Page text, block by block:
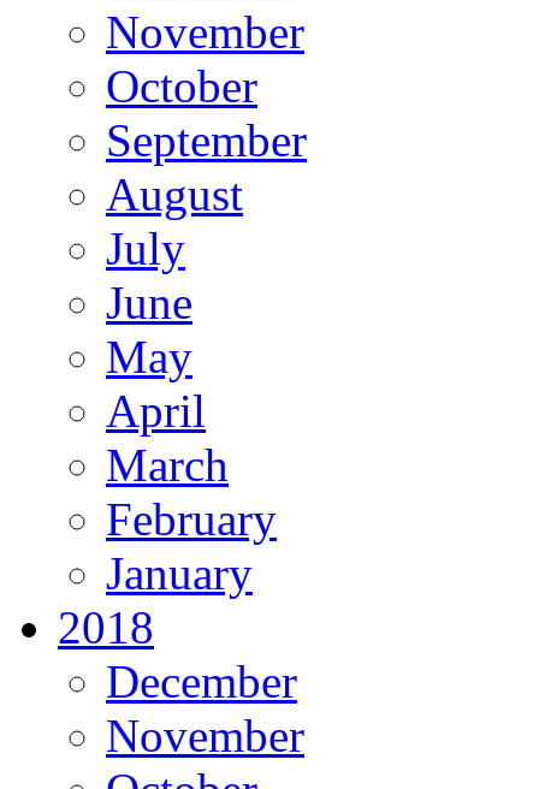
November
October
September
August
July
June
May
April
March
February
January
2018
December
November